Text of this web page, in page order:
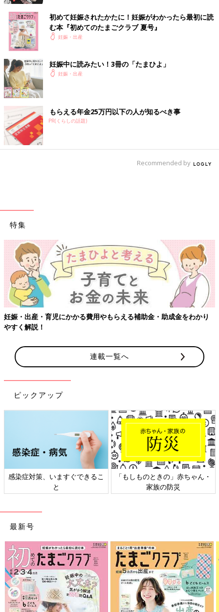
初めて妊娠されたかたに！妊娠がわかったら最初に読
む本『初めてのたまごクラブ 夏号』
妊娠・出産
妊娠中に読みたい！3冊の「たまひよ」
妊娠・出産
もらえる年金25万円以下の人が知るべき事
PR(くらしの話題)
Recommended by
特集
妊娠・出産・育児にかかる費用やもらえる補助金・助成金をわかり
やすく解説！
連載一覧へ
ピックアップ
感染症対策、いますぐできるこ
と
「もしものときの」赤ちゃん・
家族の防災
最新号